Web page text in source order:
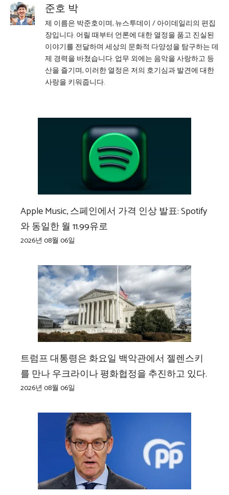
준호 박
제 이름은 박준호이며, 뉴스투데이 / 아이데일리의 편집
장입니다. 어릴 때부터 언론에 대한 열정을 품고 진실된
이야기를 전달하며 세상의 문화적 다양성을 탐구하는 데
제 경력을 바쳤습니다. 업무 외에는 음악을 사랑하고 등
산을 즐기며, 이러한 열정은 저의 호기심과 발견에 대한
사랑을 키워줍니다.
Apple Music, 스페인에서 가격 인상 발표: Spotify
와 동일한 월 11.99유로
2026년 08월 06일
트럼프 대통령은 화요일 백악관에서 젤렌스키
를 만나 우크라이나 평화협정을 추진하고 있다.
2026년 08월 06일